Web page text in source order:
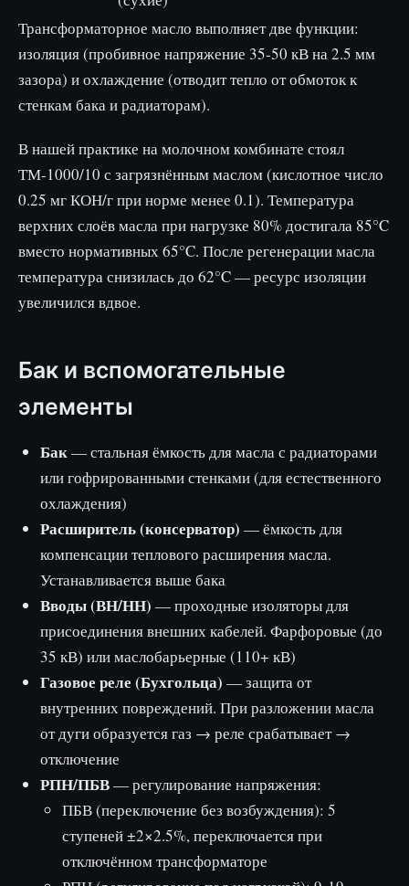
Трансформаторное масло выполняет две функции:
изоляция (пробивное напряжение 35-50 кВ на 2.5 мм
зазора) и охлаждение (отводит тепло от обмоток к
стенкам бака и радиаторам).
В нашей практике на молочном комбинате стоял
ТМ-1000/10 с загрязнённым маслом (кислотное число
0.25 мг КОН/г при норме менее 0.1). Температура
верхних слоёв масла при нагрузке 80% достигала 85°C
вместо нормативных 65°C. После регенерации масла
температура снизилась до 62°C — ресурс изоляции
увеличился вдвое.
Бак и вспомогательные
элементы
Бак— стальная ёмкость для масла с радиаторами
или гофрированными стенками (для естественного
охлаждения)
Расширитель (консерватор) — ёмкость для
компенсации теплового расширения масла.
Устанавливается выше бака
Вводы (ВН/НН) — проходные изоляторы для
присоединения внешних кабелей. Фарфоровые (до
35 кВ) или маслобарьерные (110+ кВ)
Газовое реле (Бухгольца) — защита от
внутренних повреждений. При разложении масла
от дуги образуется газ → реле срабатывает →
отключение
РПН/ПБВ— регулирование напряжения:
ПБВ (переключение без возбуждения): 5
ступеней ±2×2.5%, переключается при
отключённом трансформаторе